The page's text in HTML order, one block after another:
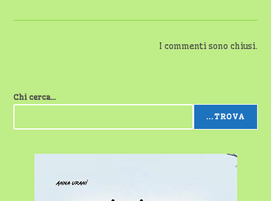
I commenti sono chiusi.
Chi cerca...
...TROVA